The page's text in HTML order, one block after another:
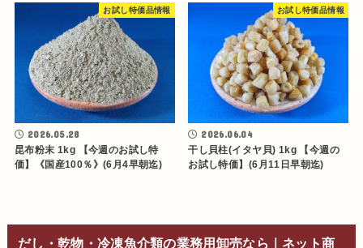
お試し特価品情報
2026.05.28
昆布粉末 1kg 【今週のお試し特
価】《国産100％》(6月4早朝迄)
お試し特価品情報
2026.06.04
干し貝柱(イタヤ貝) 1kg 【今週の
お試し特価】(6月11日早朝迄)
だし・乾物・冷凍魚介類の業務用卸売なら｜ネット商